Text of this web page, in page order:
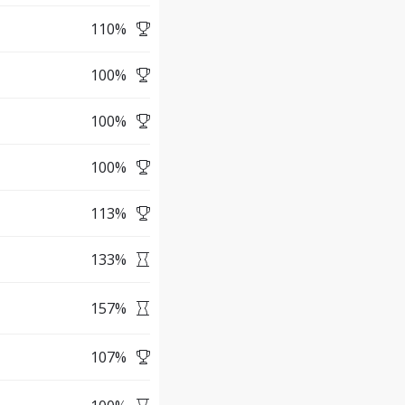
110%
100%
100%
100%
113%
133%
157%
107%